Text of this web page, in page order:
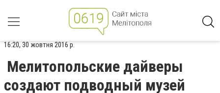
16:20, 30 жовтня 2016 р.
Мелитопольские дайверы
создают подводный музей